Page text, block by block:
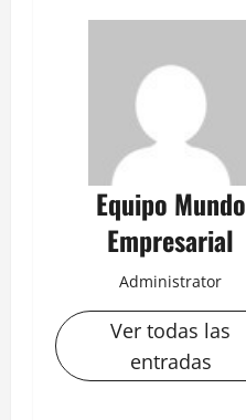
Equipo Mundo
Empresarial
Administrator
Ver todas las
entradas